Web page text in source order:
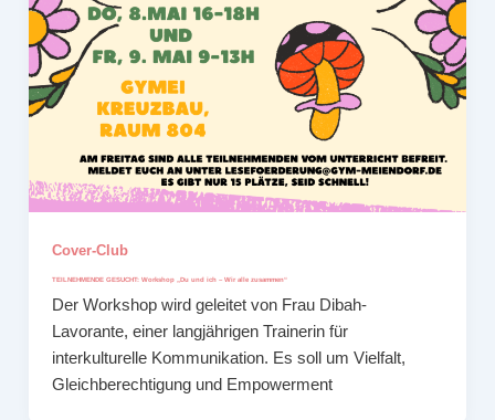
Cover-Club
TEILNEHMENDE GESUCHT: Workshop „Du und ich – Wir alle zusammen“
Der Workshop wird geleitet von Frau Dibah-
Lavorante, einer langjährigen Trainerin für
interkulturelle Kommunikation. Es soll um Vielfalt,
Gleichberechtigung und Empowerment